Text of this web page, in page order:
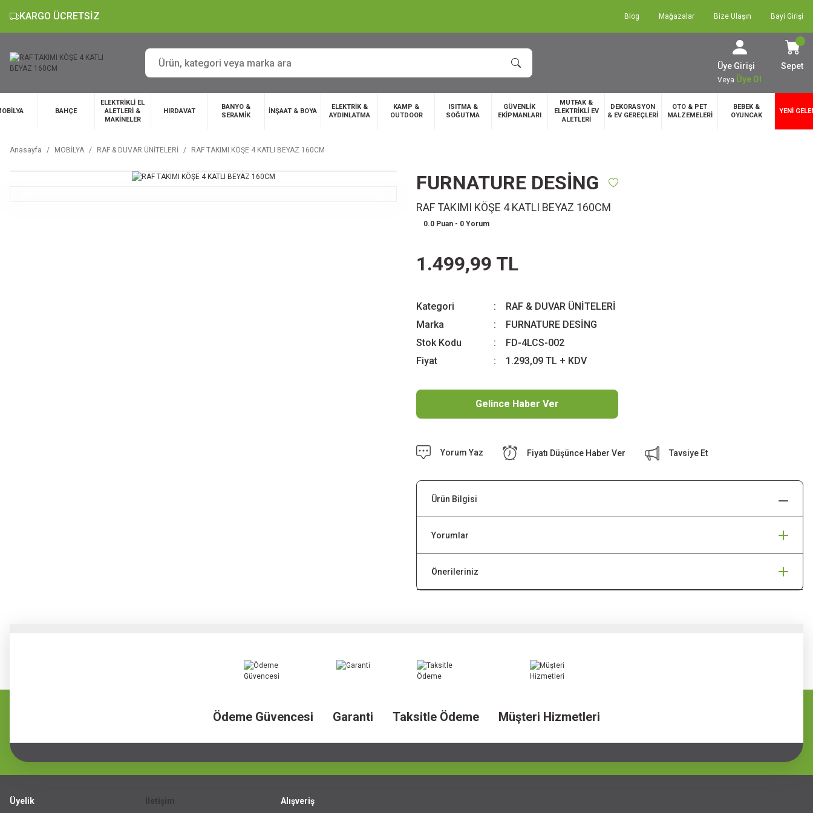
KARGO ÜCRETSİZ Blog Mağazalar Bize Ulaşın Bayi Girişi
Üye Girişi
Veya Üye Ol
Sepet
BAHÇE
ELEKTRİKLİ EL
ALETLERİ &
MAKİNELER
HIRDAVAT
BANYO &
SERAMİK
İNŞAAT & BOYA
ELEKTRİK &
AYDINLATMA
KAMP &
OUTDOOR
ISITMA &
SOĞUTMA
GÜVENLİK
EKİPMANLARI
MUTFAK &
ELEKTRİKLİ EV
ALETLERİ
DEKORASYON
& EV GEREÇLERİ
OTO & PET
MALZEMELERİ
BEBEK &
OYUNCAK
YENİ
Anasayfa MOBİLYA RAF & DUVAR ÜNİTELERİ RAF TAKIMI KÖŞE 4 KATLI BEYAZ 160CM
FURNATURE DESİNG
RAF TAKIMI KÖŞE 4 KATLI BEYAZ 160CM
0.0 Puan - 0 Yorum
1.499,99 TL
Kategori
RAF & DUVAR ÜNİTELERİ
Marka
FURNATURE DESİNG
Stok Kodu
FD-4LCS-002
Fiyat
1.293,09 TL + KDV
Gelince Haber Ver
Yorum Yaz Fiyatı Düşünce Haber Ver Tavsiye Et
Ürün Bilgisi
Yorumlar
Önerileriniz
Ödeme Güvencesi Garanti Taksitle Ödeme Müşteri Hizmetleri
Üyelik İletişim Alışveriş